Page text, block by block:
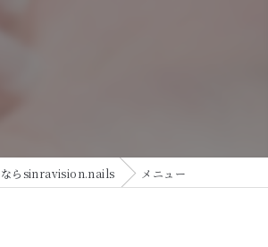
ならsinravision.nails メニュー